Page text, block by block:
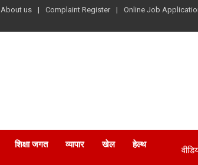
About us Complaint Register Online Job
शिक्षा जगत व्यापार खेल हेल्थ